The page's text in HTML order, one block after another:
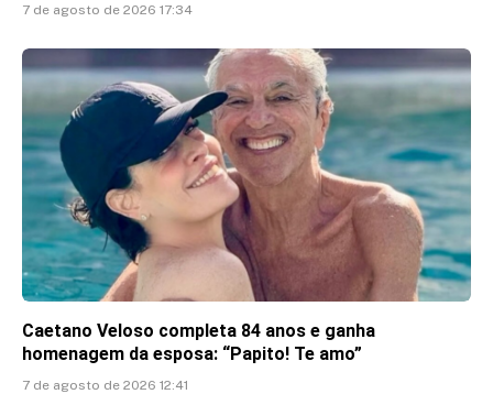
7 de agosto de 2026 17:34
Caetano Veloso completa 84 anos e ganha
homenagem da esposa: “Papito! Te amo”
7 de agosto de 2026 12:41